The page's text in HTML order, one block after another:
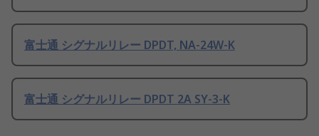
富士通 シグナルリレー DPDT, NA-24W-K
富士通 シグナルリレー DPDT 2A SY-3-K